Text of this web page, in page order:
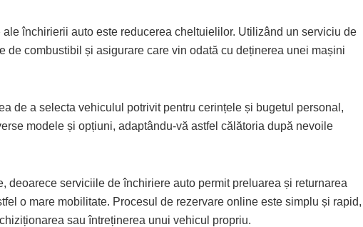
închirierii auto este reducerea cheltuielilor. Utilizând un serviciu de
de combustibil și asigurare care vin odată cu deținerea unei mașini
de a selecta vehiculul potrivit pentru cerințele și bugetul personal,
modele și opțiuni, adaptându-vă astfel călătoria după nevoile
deoarece serviciile de închiriere auto permit preluarea și returnarea
o mare mobilitate. Procesul de rezervare online este simplu și rapid,
sau întreținerea unui vehicul propriu.